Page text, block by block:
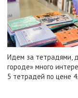
Идем за тетрадями,
городе» много
5 тетрадей по цене